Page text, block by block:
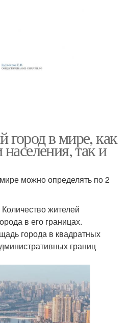
в мире, как
так и
можно определять по 2
жителей
в его границах.
города в квадратных
границ